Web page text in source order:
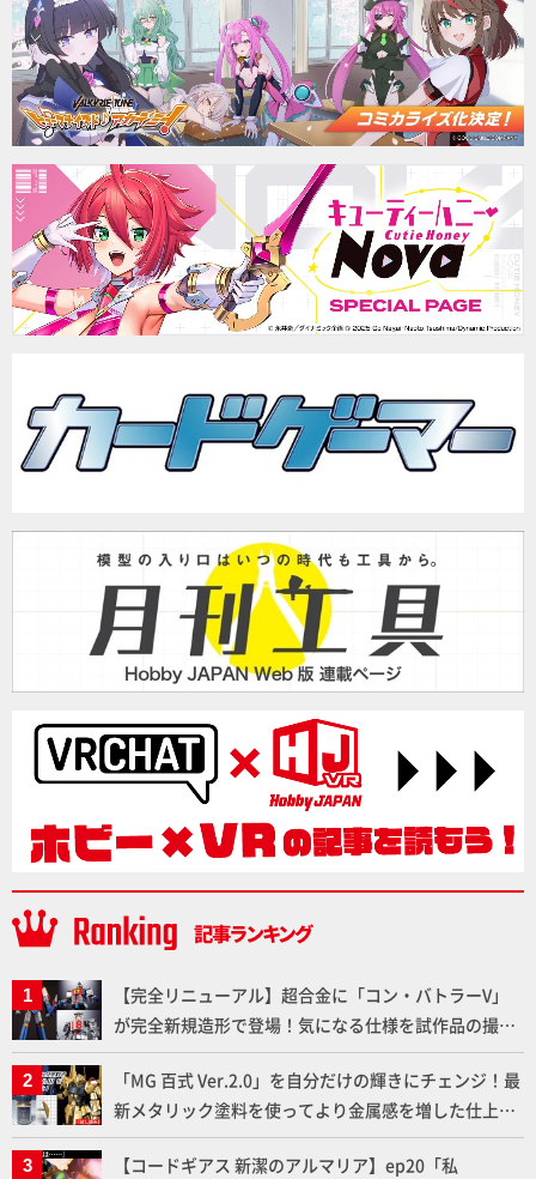
【完全リニューアル】超合金に「コン・バトラーV」
が完全新規造形で登場！気になる仕様を試作品の撮り
下ろしでご紹介!!さらに「大鉄人17」＆「ワンエイ
ト」セット情報もお届け！【超合金の魂】
「MG 百式 Ver.2.0」を自分だけの輝きにチェンジ！最
新メタリック塗料を使ってより金属感を増した仕上が
りに!!【試し読み】
【コードギアス 新潔のアルマリア】ep20「私